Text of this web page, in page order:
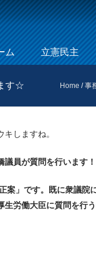
ム 立憲民主
す☆ Home /事
しますね。
員が質問を行います！
案」です。既に衆議院
労働大臣に質問を行う